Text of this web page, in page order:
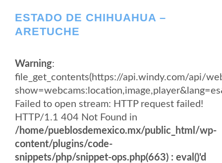
ESTADO DE CHIHUAHUA –
ARETUCHE
Warning:
file_get_contents(https://api.windy.com/api/
Failed to open stream: HTTP request failed!
HTTP/1.1 404 Not Found in
/home/pueblosdemexico.mx/public_html/wp-
content/plugins/code-
snippets/php/snippet-ops.php(663) : eval()'d